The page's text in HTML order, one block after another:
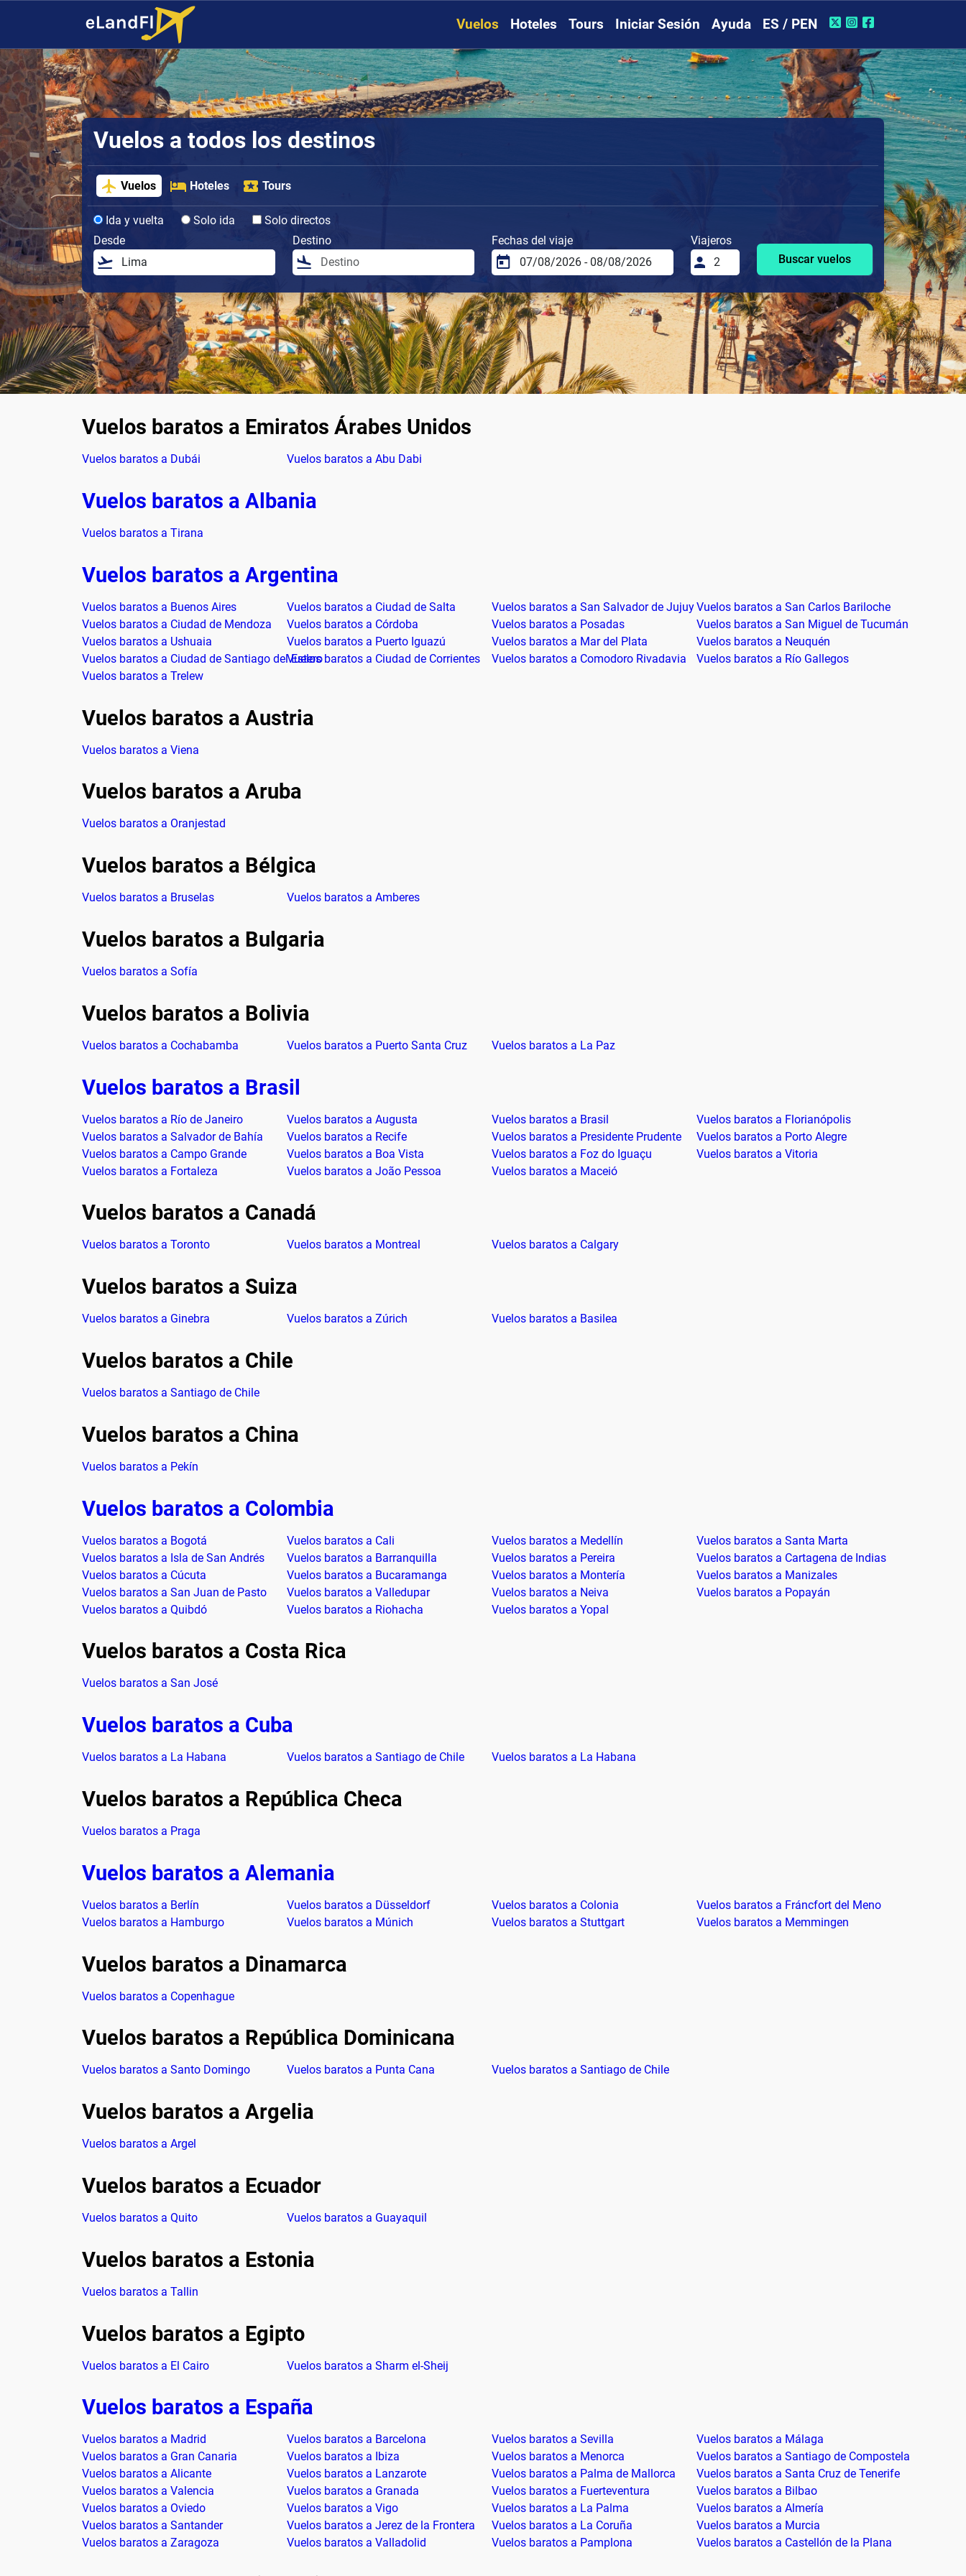
Vuelos Hoteles Tours Iniciar Sesión Ayuda ES / PEN
Vuelos a todos los destinos
Vuelos Hoteles Tours
Ida y vuelta Solo ida
Solo directos
Desde
Destino Fechas del viaje
Viajeros
Buscar vuelos
Vuelos baratos a Emiratos Árabes Unidos
Vuelos baratos a Dubái Vuelos baratos a Abu Dabi
Vuelos baratos a Albania
Vuelos baratos a Tirana
Vuelos baratos a Argentina
Vuelos baratos a Buenos Aires Vuelos baratos a Ciudad de Salta Vuelos baratos a San Salvador de JujuyVuelos baratos a San Carlos Bariloche
Vuelos baratos a Ciudad de Mendoza
Vuelos baratos a Córdoba Vuelos baratos a Posadas
Vuelos baratos a San Miguel de Tucumán
Vuelos baratos a Ushuaia
Vuelos baratos a Puerto Iguazú Vuelos baratos a Mar del Plata
Vuelos baratos a Neuquén
Vuelos baratos a Ciudad de Santiago del EsteroVuelos baratos a Ciudad de Corrientes Vuelos baratos a Comodoro Rivadavia
Vuelos baratos a Río Gallegos
Vuelos baratos a Trelew
Vuelos baratos a Austria
Vuelos baratos a Viena
Vuelos baratos a Aruba
Vuelos baratos a Oranjestad
Vuelos baratos a Bélgica
Vuelos baratos a Bruselas Vuelos baratos a Amberes
Vuelos baratos a Bulgaria
Vuelos baratos a Sofía
Vuelos baratos a Bolivia
Vuelos baratos a Cochabamba Vuelos baratos a Puerto Santa Cruz Vuelos baratos a La Paz
Vuelos baratos a Brasil
Vuelos baratos a Río de Janeiro Vuelos baratos a Augusta Vuelos baratos a Brasil
Vuelos baratos a Florianópolis
Vuelos baratos a Salvador de Bahía
Vuelos baratos a Recife Vuelos baratos a Presidente Prudente
Vuelos baratos a Porto Alegre
Vuelos baratos a Campo Grande
Vuelos baratos a Boa Vista Vuelos baratos a Foz do Iguaçu
Vuelos baratos a Vitoria
Vuelos baratos a Fortaleza
Vuelos baratos a João Pessoa Vuelos baratos a Maceió
Vuelos baratos a Canadá
Vuelos baratos a Toronto Vuelos baratos a Montreal Vuelos baratos a Calgary
Vuelos baratos a Suiza
Vuelos baratos a Ginebra Vuelos baratos a Zúrich Vuelos baratos a Basilea
Vuelos baratos a Chile
Vuelos baratos a Santiago de Chile
Vuelos baratos a China
Vuelos baratos a Pekín
Vuelos baratos a Colombia
Vuelos baratos a Bogotá Vuelos baratos a Cali Vuelos baratos a Medellín
Vuelos baratos a Santa Marta
Vuelos baratos a Isla de San Andrés
Vuelos baratos a Barranquilla Vuelos baratos a Pereira
Vuelos baratos a Cartagena de Indias
Vuelos baratos a Cúcuta
Vuelos baratos a Bucaramanga Vuelos baratos a Montería
Vuelos baratos a Manizales
Vuelos baratos a San Juan de Pasto
Vuelos baratos a Valledupar Vuelos baratos a Neiva
Vuelos baratos a Popayán
Vuelos baratos a Quibdó
Vuelos baratos a Riohacha Vuelos baratos a Yopal
Vuelos baratos a Costa Rica
Vuelos baratos a San José
Vuelos baratos a Cuba
Vuelos baratos a La Habana Vuelos baratos a Santiago de Chile Vuelos baratos a La Habana
Vuelos baratos a República Checa
Vuelos baratos a Praga
Vuelos baratos a Alemania
Vuelos baratos a Berlín Vuelos baratos a Düsseldorf Vuelos baratos a Colonia
Vuelos baratos a Fráncfort del Meno
Vuelos baratos a Hamburgo
Vuelos baratos a Múnich Vuelos baratos a Stuttgart Vuelos baratos a Memmingen
Vuelos baratos a Dinamarca
Vuelos baratos a Copenhague
Vuelos baratos a República Dominicana
Vuelos baratos a Santo Domingo Vuelos baratos a Punta Cana Vuelos baratos a Santiago de Chile
Vuelos baratos a Argelia
Vuelos baratos a Argel
Vuelos baratos a Ecuador
Vuelos baratos a Quito Vuelos baratos a Guayaquil
Vuelos baratos a Estonia
Vuelos baratos a Tallin
Vuelos baratos a Egipto
Vuelos baratos a El Cairo Vuelos baratos a Sharm el-Sheij
Vuelos baratos a España
Vuelos baratos a Madrid Vuelos baratos a Barcelona Vuelos baratos a Sevilla
Vuelos baratos a Málaga
Vuelos baratos a Gran Canaria
Vuelos baratos a Ibiza Vuelos baratos a Menorca
Vuelos baratos a Santiago de Compostela
Vuelos baratos a Alicante
Vuelos baratos a Lanzarote Vuelos baratos a Palma de Mallorca
Vuelos baratos a Santa Cruz de Tenerife
Vuelos baratos a Valencia
Vuelos baratos a Granada Vuelos baratos a Fuerteventura
Vuelos baratos a Bilbao
Vuelos baratos a Oviedo
Vuelos baratos a Vigo Vuelos baratos a La Palma
Vuelos baratos a Almería
Vuelos baratos a Santander
Vuelos baratos a Jerez de la Frontera Vuelos baratos a La Coruña
Vuelos baratos a Murcia
Vuelos baratos a Zaragoza
Vuelos baratos a Valladolid Vuelos baratos a Pamplona Vuelos baratos a Castellón de la Plana